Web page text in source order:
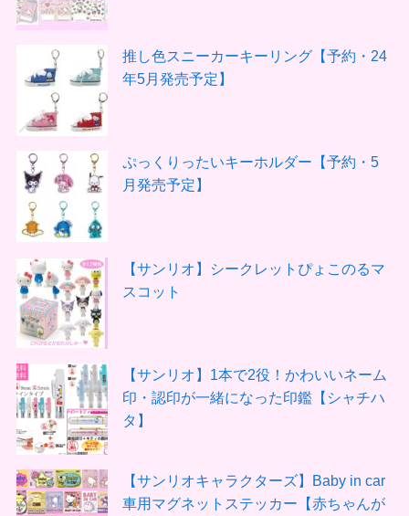
推し色スニーカーキーリング【予約・24
年5月発売予定】
ぷっくりったいキーホルダー【予約・5
月発売予定】
【サンリオ】シークレットぴょこのるマ
スコット
【サンリオ】1本で2役！かわいいネーム
印・認印が一緒になった印鑑【シャチハ
タ】
【サンリオキャラクターズ】Baby in car
車用マグネットステッカー【赤ちゃんが